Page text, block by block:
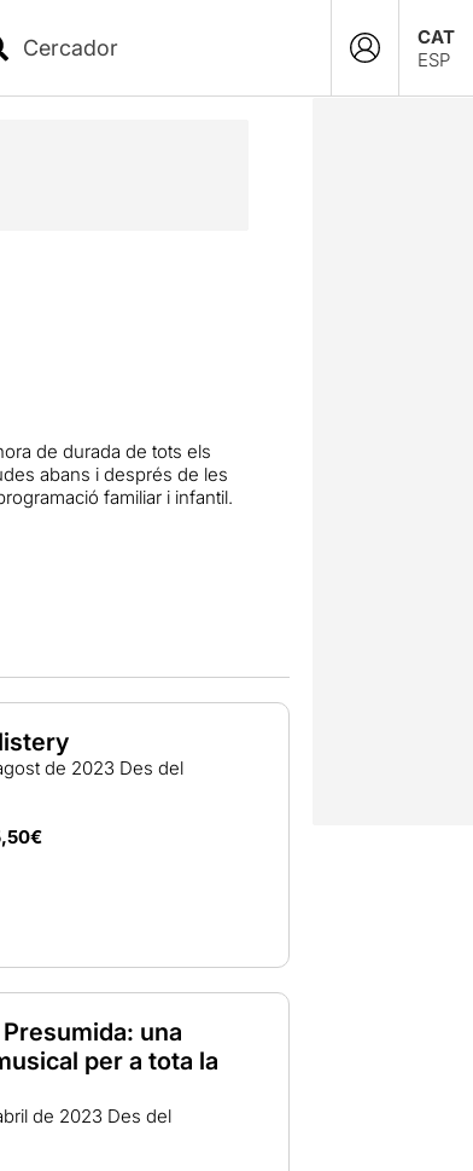
CAT
ESP
de durada de tots els
abans i després de les
familiar i infantil.
de 2023 Des del
una
per a tota la
de 2023 Des del